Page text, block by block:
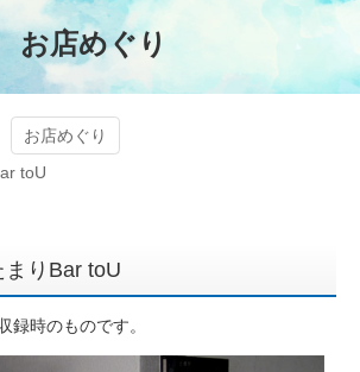
お店めぐり
お店めぐり
toU
りBar toU
時のものです。